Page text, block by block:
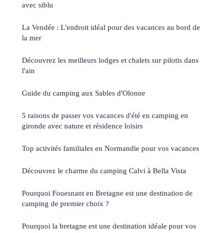
avec siblu
La Vendée : L'endroit idéal pour des vacances au bord de
la mer
Découvrez les meilleurs lodges et chalets sur pilotis dans
l'ain
Guide du camping aux Sables d'Olonne
5 raisons de passer vos vacances d'été en camping en
gironde avec nature et résidence loisirs
Top activités familiales en Normandie pour vos vacances
Découvrez le charme du camping Calvi à Bella Vista
Pourquoi Fouesnant en Bretagne est une destination de
camping de premier choix ?
Pourquoi la bretagne est une destination idéale pour vos